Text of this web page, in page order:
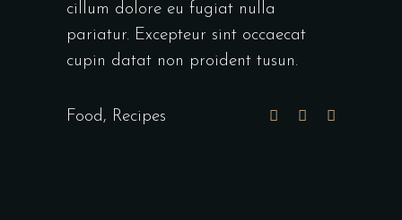
cillum dolore eu fugiat nulla
pariatur. Excepteur sint occaecat
cupin datat non proident tusun.
Food, Recipes